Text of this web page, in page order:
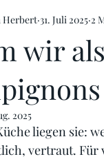
wir
Herbert 31. Juli 2025 2
2025
liegen sie:
vertraut. Für